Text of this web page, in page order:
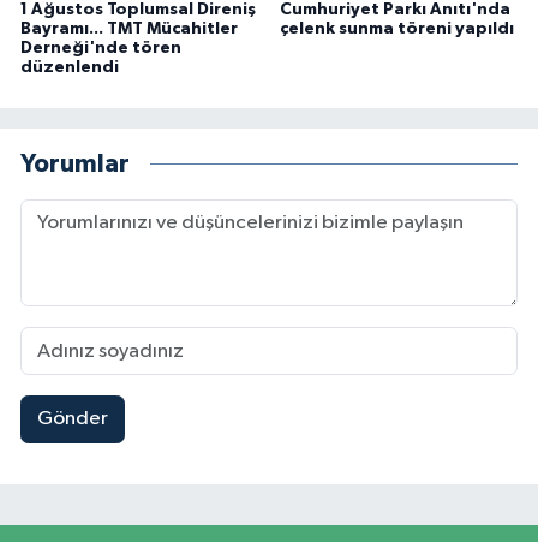
1 Ağustos Toplumsal Direniş
Bayramı... TMT Mücahitler
Derneği'nde tören
düzenlendi
Cumhuriyet Parkı Anıtı'nda
çelenk sunma töreni yapıldı
Yorumlar
Gönder